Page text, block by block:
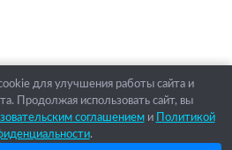
для улучшения работы сайта и
Продолжая использовать сайт, вы
соглашениеми
Политикой
.